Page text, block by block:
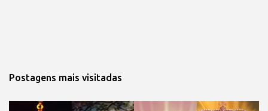
Postagens mais visitadas